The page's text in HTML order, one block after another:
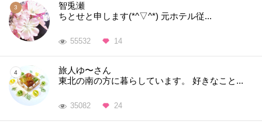
智兎瀬
ちとせと申します(*^▽^*) 元ホテル従...
55532 14
旅人ゆ〜さん
東北の南の方に暮らしています。 好きなこと...
35082 24